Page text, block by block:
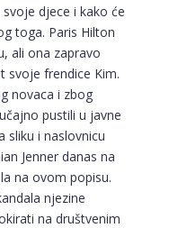
djece i kako će
toga. Paris Hilton
ali ona zapravo
svoje frendice Kim.
novaca i zbog
pustili u javne
sliku i naslovnicu
Jenner danas na
na ovom popisu.
njezine
na društvenim